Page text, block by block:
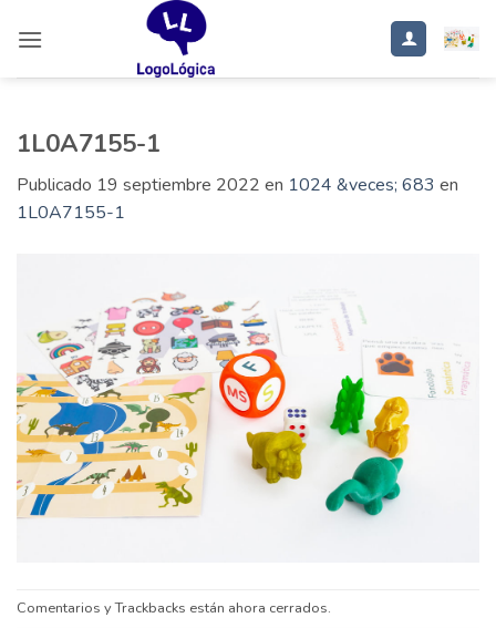
1L0A7155-1
Publicado 19 septiembre 2022 en 1024 &veces; 683 en
1L0A7155-1
Comentarios y Trackbacks están ahora cerrados.